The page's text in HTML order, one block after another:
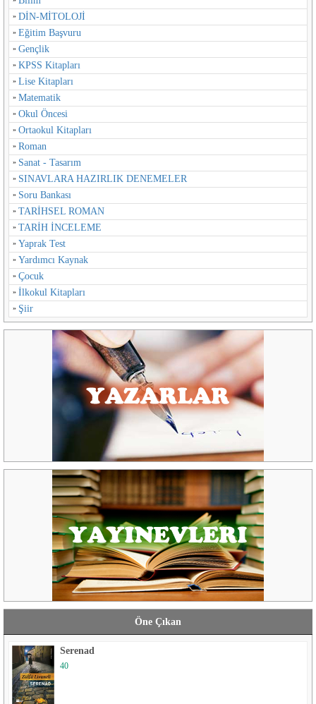
DİN-MİTOLOJİ
Eğitim Başvuru
Gençlik
KPSS Kitapları
Lise Kitapları
Matematik
Okul Öncesi
Ortaokul Kitapları
Roman
Sanat - Tasarım
SINAVLARA HAZIRLIK DENEMELER
Soru Bankası
TARİHSEL ROMAN
TARİH İNCELEME
Yaprak Test
Yardımcı Kaynak
Çocuk
İlkokul Kitapları
Şiir
Öne Çıkan
Serenad
40